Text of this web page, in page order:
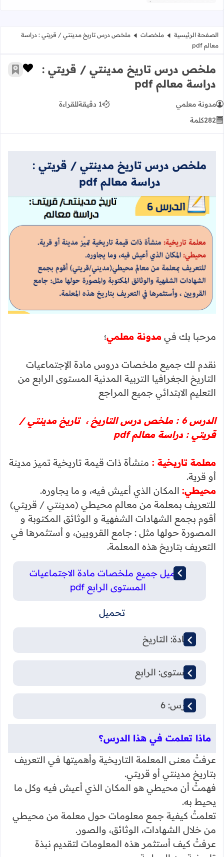
الصفحة الرئيسية ملخصات
ملخص درس تاريخ مدينتي / قريتي : دراسة
معالم pdf
ملخص درس تاريخ مدينتي / قريتي :
دراسة معالم pdf
زر
أضف
مدونة معلمي 1 دقيقة
للقراءة
282كلمة
ملخص درس تاريخ مدينتي / قريتي :
دراسة معالم pdf
مرحبا بك في مدونة معلمي؛
نقدم لك جميع ملخصات دروس مادة الإجتماعيات
التاريخ الجغرافيا التربية المدنية المستوى الرابع من
التعليم الابتدائي جميع المراجع
الدرس 6 : ملخص درس التاريخ ، تاريخ مدينتي /
قريتي : دراسة معالم pdf
معلمة تاريخية : منشأة ذات قيمة تاريخية تميز مدينة
أو قرية.
محيطي: المكان الذي أعيش فيه، و ما يجاوره.
للتعريف بمعلمة من معالم محيطي (مدينتي / قريتي)
أقوم بجمع الشهادات الشفهية و الوثائق المكتوبة و
المصورة حولها مثل : جامع القرويين، و أستثمرها في
التعريف بتاريخ هذه المعلمة.
تحميل جميع ملخصات مادة الاجتماعيات
المستوى الرابع pdf
تحميل
المادة: التاريخ
المستوى: الرابع
الدرس: 6
ماذا تعلمت في هذا الدرس؟
عرفتُ معنى المعلمة التاريخية وأهميتها في التعريف
بتاريخ مدينتي أو قريتي.
فهمتُ أن محيطي هو المكان الذي أعيش فيه وكل ما
يحيط به.
تعلمتُ كيفية جمع معلومات حول معلمة من محيطي
من خلال الشهادات، الوثائق، والصور.
عرفتُ كيف أستثمر هذه المعلومات لتقديم نبذة